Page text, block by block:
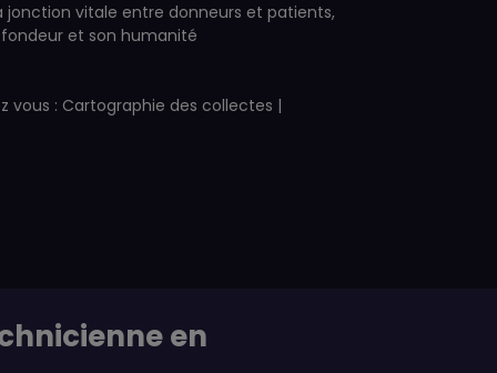
jonction vitale entre donneurs et patients,
et son humanité
vous : Cartographie des collectes |
en